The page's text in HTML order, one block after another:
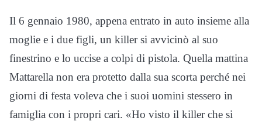
Il 6 gennaio 1980, appena entrato in auto insieme alla
moglie e i due figli, un killer si avvicinò al suo
finestrino e lo uccise a colpi di pistola. Quella mattina
Mattarella non era protetto dalla sua scorta perché nei
giorni di festa voleva che i suoi uomini stessero in
famiglia con i propri cari. «Ho visto il killer che si